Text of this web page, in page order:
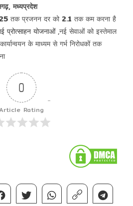
मध्यप्रदेश
तक प्रजनन दर को2.1 तक कम करना है
प्रोत्साहन योजनाओं,नई सेवाओं को इस्तेमाल
के माध्यम से गर्भ निरोधकों तक
0
Rating